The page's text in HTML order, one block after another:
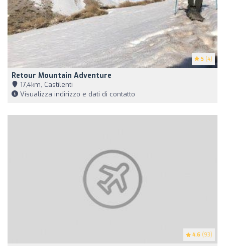
5 (4)
Retour Mountain Adventure
17,4km, Castilenti
Visualizza indirizzo e dati di contatto
4.6 (93)